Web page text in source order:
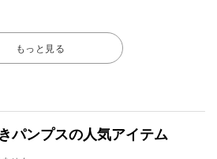
もっと見る
パンプスの人気アイテム